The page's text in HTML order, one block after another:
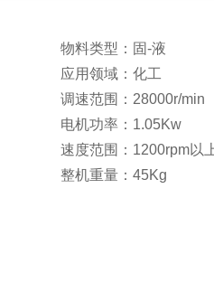
物料类型：固-液
应用领域：化工
调速范围：28000r/min
电机功率：1.05Kw
速度范围：1200rpm以
整机重量：45Kg